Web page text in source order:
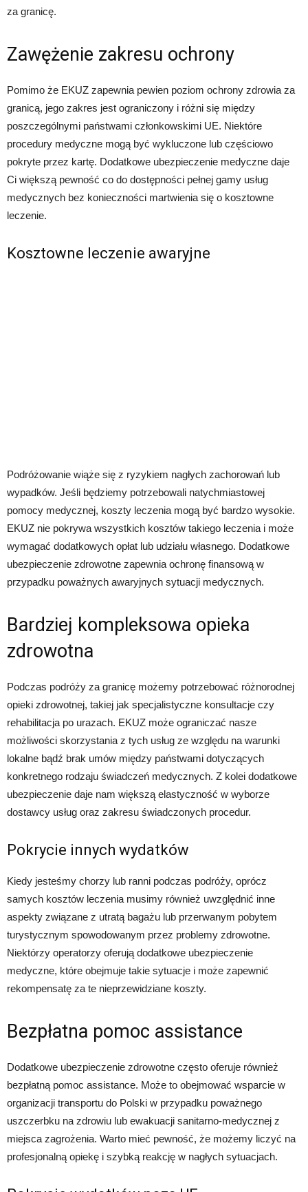
za granicę.
Zawężenie zakresu ochrony
Pomimo że EKUZ zapewnia pewien poziom ochrony zdrowia za
granicą, jego zakres jest ograniczony i różni się między
poszczególnymi państwami członkowskimi UE. Niektóre
procedury medyczne mogą być wykluczone lub częściowo
pokryte przez kartę. Dodatkowe ubezpieczenie medyczne daje
Ci większą pewność co do dostępności pełnej gamy usług
medycznych bez konieczności martwienia się o kosztowne
leczenie.
Kosztowne leczenie awaryjne
Podróżowanie wiąże się z ryzykiem nagłych zachorowań lub
wypadków. Jeśli będziemy potrzebowali natychmiastowej
pomocy medycznej, koszty leczenia mogą być bardzo wysokie.
EKUZ nie pokrywa wszystkich kosztów takiego leczenia i może
wymagać dodatkowych opłat lub udziału własnego. Dodatkowe
ubezpieczenie zdrowotne zapewnia ochronę finansową w
przypadku poważnych awaryjnych sytuacji medycznych.
Bardziej kompleksowa opieka
zdrowotna
Podczas podróży za granicę możemy potrzebować różnorodnej
opieki zdrowotnej, takiej jak specjalistyczne konsultacje czy
rehabilitacja po urazach. EKUZ może ograniczać nasze
możliwości skorzystania z tych usług ze względu na warunki
lokalne bądź brak umów między państwami dotyczących
konkretnego rodzaju świadczeń medycznych. Z kolei dodatkowe
ubezpieczenie daje nam większą elastyczność w wyborze
dostawcy usług oraz zakresu świadczonych procedur.
Pokrycie innych wydatków
Kiedy jesteśmy chorzy lub ranni podczas podróży, oprócz
samych kosztów leczenia musimy również uwzględnić inne
aspekty związane z utratą bagażu lub przerwanym pobytem
turystycznym spowodowanym przez problemy zdrowotne.
Niektórzy operatorzy oferują dodatkowe ubezpieczenie
medyczne, które obejmuje takie sytuacje i może zapewnić
rekompensatę za te nieprzewidziane koszty.
Bezpłatna pomoc assistance
Dodatkowe ubezpieczenie zdrowotne często oferuje również
bezpłatną pomoc assistance. Może to obejmować wsparcie w
organizacji transportu do Polski w przypadku poważnego
uszczerbku na zdrowiu lub ewakuacji sanitarno-medycznej z
miejsca zagrożenia. Warto mieć pewność, że możemy liczyć na
profesjonalną opiekę i szybką reakcję w nagłych sytuacjach.